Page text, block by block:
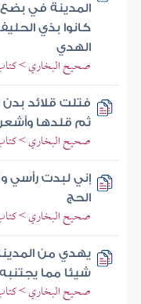
المدينة في
كانوا بذي
الهدي
صحيح البخاري >
فتلت قلائد
ثم قلدها
صحيح البخاري >
إني لبدت رأسي
الحج
صحيح البخاري > كتاب
يهدي من
شيئا مما
صحيح البخاري > كتاب